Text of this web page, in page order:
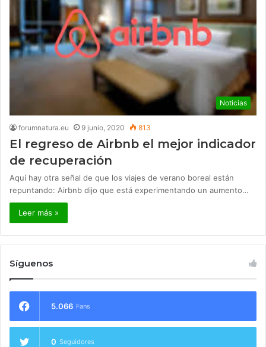
Noticias
forumnatura.eu 9 junio, 2020 813
El regreso de Airbnb el mejor indicador
de recuperación
Aquí hay otra señal de que los viajes de verano boreal están
repuntando: Airbnb dijo que está experimentando un aumento…
Leer más »
Síguenos
5.066 Fans
0 Seguidores